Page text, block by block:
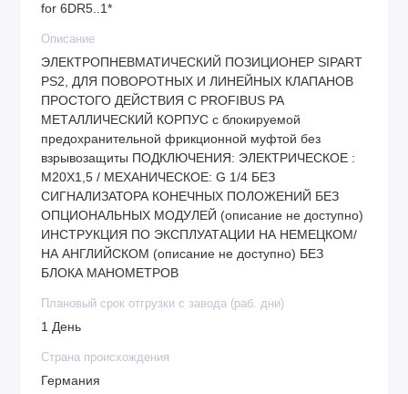
for 6DR5..1*
Описание
ЭЛЕКТРОПНЕВМАТИЧЕСКИЙ ПОЗИЦИОНЕР SIPART
PS2, ДЛЯ ПОВОРОТНЫХ И ЛИНЕЙНЫХ КЛАПАНОВ
ПРОСТОГО ДЕЙСТВИЯ С PROFIBUS PA
МЕТАЛЛИЧЕСКИЙ КОРПУС с блокируемой
предохранительной фрикционной муфтой без
взрывозащиты ПОДКЛЮЧЕНИЯ: ЭЛЕКТРИЧЕСКОЕ :
M20X1,5 / МЕХАНИЧЕСКОЕ: G 1/4 БЕЗ
СИГНАЛИЗАТОРА КОНЕЧНЫХ ПОЛОЖЕНИЙ БЕЗ
ОПЦИОНАЛЬНЫХ МОДУЛЕЙ (описание не доступно)
ИНСТРУКЦИЯ ПО ЭКСПЛУАТАЦИИ НА НЕМЕЦКОМ/
НА АНГЛИЙСКОМ (описание не доступно) БЕЗ
БЛОКА МАНОМЕТРОВ
Плановый срок отгрузки с завода (раб. дни)
1 День
Страна происхождения
Германия